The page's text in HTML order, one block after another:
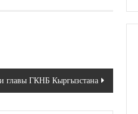
главы ГКНБ Кыргызстана